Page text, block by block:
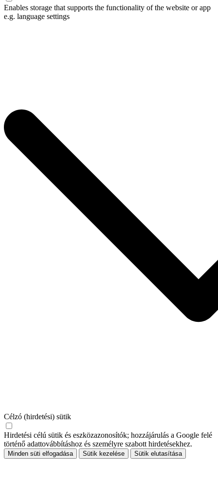
Enables storage that supports the functionality of the website or app
e.g. language settings
Célzó (hirdetési) sütik
Hirdetési célú sütik és eszközazonosítók; hozzájárulás a Google felé
történő adattovábbításhoz és személyre szabott hirdetésekhez.
Minden süti elfogadása Sütik kezelése Sütik elutasítása